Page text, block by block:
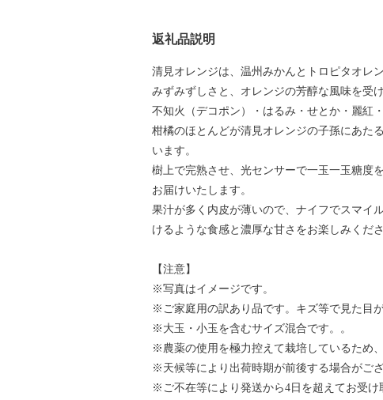
返礼品説明
清見オレンジは、温州みかんとトロピタオレ
みずみずしさと、オレンジの芳醇な風味を受
不知火（デコポン）・はるみ・せとか・麗紅
柑橘のほとんどが清見オレンジの子孫にあた
います。
樹上で完熟させ、光センサーで一玉一玉糖度
お届けいたします。
果汁が多く内皮が薄いので、ナイフでスマイ
けるような食感と濃厚な甘さをお楽しみくださ
【注意】
※写真はイメージです。
※ご家庭用の訳あり品です。キズ等で見た目
※大玉・小玉を含むサイズ混合です。。
※農薬の使用を極力控えて栽培しているため
※天候等により出荷時期が前後する場合がござ
※ご不在等により発送から4日を超えてお受